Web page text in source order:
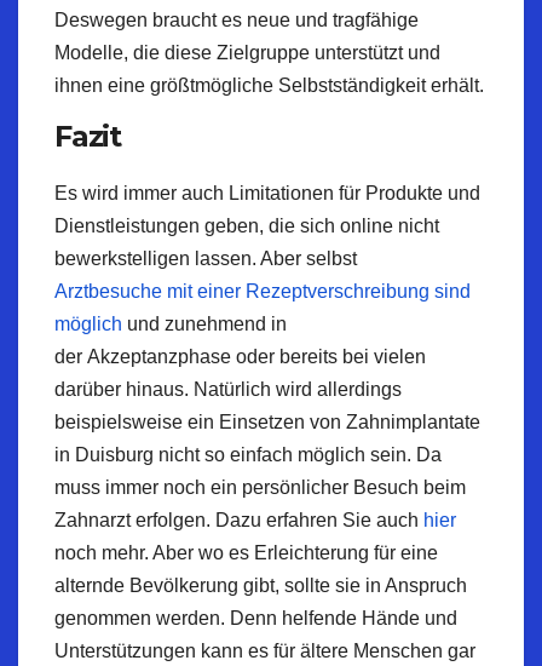
Deswegen braucht es neue und tragfähige
Modelle, die diese Zielgruppe unterstützt und
ihnen eine größtmögliche Selbstständigkeit erhält.
Fazit
Es wird immer auch Limitationen für Produkte und
Dienstleistungen geben, die sich online nicht
bewerkstelligen lassen. Aber selbst
Arztbesuche mit einer Rezeptverschreibung sind
möglich und zunehmend in
der Akzeptanzphase oder bereits bei vielen
darüber hinaus. Natürlich wird allerdings
beispielsweise ein Einsetzen von Zahnimplantate
in Duisburg nicht so einfach möglich sein. Da
muss immer noch ein persönlicher Besuch beim
Zahnarzt erfolgen. Dazu erfahren Sie auch hier
noch mehr. Aber wo es Erleichterung für eine
alternde Bevölkerung gibt, sollte sie in Anspruch
genommen werden. Denn helfende Hände und
Unterstützungen kann es für ältere Menschen gar